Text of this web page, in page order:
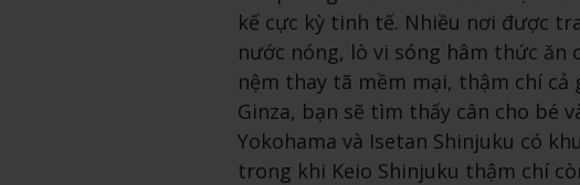
kế cực kỳ tinh tế. Nhiều nơi được
nước nóng, lò vi sóng hâm thức
nệm thay tã mềm mại, thậm chí
Ginza, bạn sẽ tìm thấy cân cho bé
Yokohama và Isetan Shinjuku có
trong khi Keio Shinjuku thậm chí